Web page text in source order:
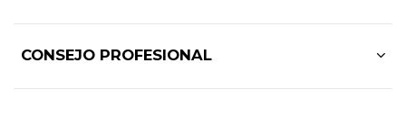
CONSEJO PROFESIONAL